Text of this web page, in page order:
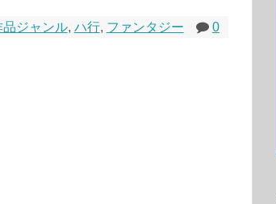
品ジャンル, ハ行, ファンタジー 0